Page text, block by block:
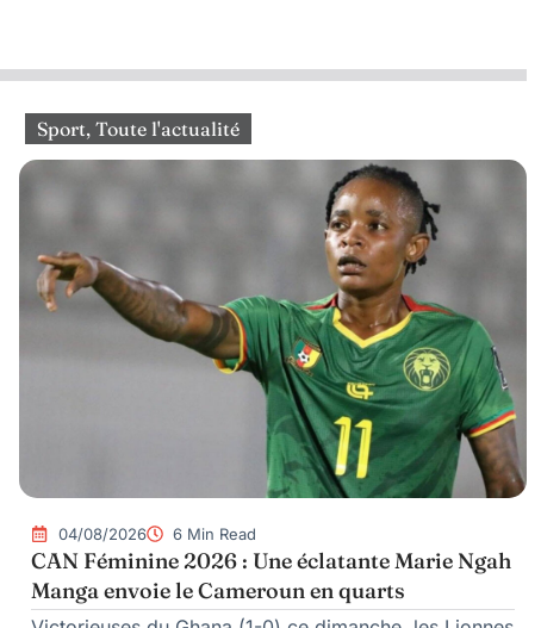
Sport, Toute l'actualité
04/08/2026 6 Min Read
CAN Féminine 2026 : Une éclatante Marie Ngah
Manga envoie le Cameroun en quarts